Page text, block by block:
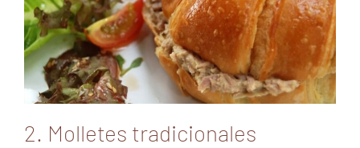
2. Molletes tradicionales